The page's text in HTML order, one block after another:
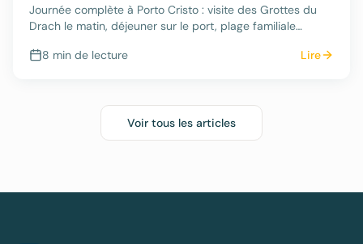
Journée complète à Porto Cristo : visite des Grottes du
Drach le matin, déjeuner sur le port, plage familiale
8 min de lecture Lire
Voir tous les articles